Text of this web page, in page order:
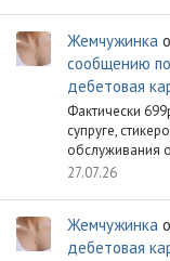
Жемчужинка
сообщению
дебетовая
Фактически
супруге,
обслуживания
27.07.26
Жемчужинка
дебетовая